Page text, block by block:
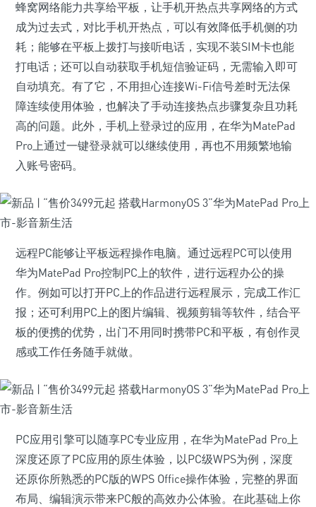
蜂窝网络能力共享给平板，让手机开热点共享网络的方式
成为过去式，对比手机开热点，可以有效降低手机侧的功
耗；能够在平板上拨打与接听电话，实现不装SIM卡也能
打电话；还可以自动获取手机短信验证码，无需输入即可
自动填充。有了它，不用担心连接Wi-Fi信号差时无法保
障连续使用体验，也解决了手动连接热点步骤复杂且功耗
高的问题。此外，手机上登录过的应用，在华为MatePad
Pro上通过一键登录就可以继续使用，再也不用频繁地输
入账号密码。
远程PC能够让平板远程操作电脑。通过远程PC可以使用
华为MatePad Pro控制PC上的软件，进行远程办公的操
作。例如可以打开PC上的作品进行远程展示，完成工作汇
报；还可利用PC上的图片编辑、视频剪辑等软件，结合平
板的便携的优势，出门不用同时携带PC和平板，有创作灵
感或工作任务随手就做。
PC应用引擎可以随享PC专业应用，在华为MatePad Pro上
深度还原了PC应用的原生体验，以PC级WPS为例，深度
还原你所熟悉的PC版的WPS Office操作体验，完整的界面
布局、编辑演示带来PC般的高效办公体验。在此基础上你